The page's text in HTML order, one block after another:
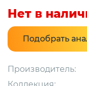
Нет в
Подобрать
Производитель: